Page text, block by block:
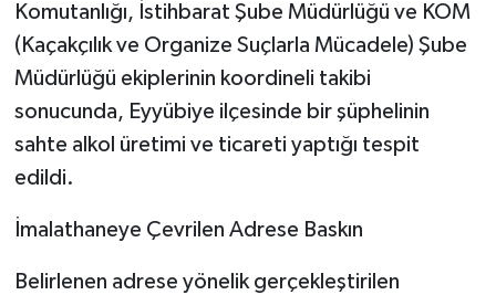
Komutanlığı, İstihbarat Şube Müdürlüğü ve KOM
(Kaçakçılık ve Organize Suçlarla Mücadele) Şube
Müdürlüğü ekiplerinin koordineli takibi
sonucunda, Eyyübiye ilçesinde bir şüphelinin
sahte alkol üretimi ve ticareti yaptığı tespit
edildi.
​İmalathaneye Çevrilen Adrese Baskın
​Belirlenen adrese yönelik gerçekleştirilen